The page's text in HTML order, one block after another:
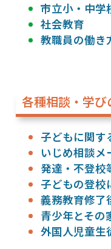
市立小・中学
社会教育
教職員の働き
各種相談・学び
子どもに関す
いじめ相談メ
発達・不登校
子どもの登校
義務教育修了
青少年とその
外国人児童生